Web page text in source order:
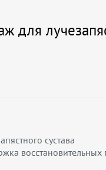
сустава
восстановительных